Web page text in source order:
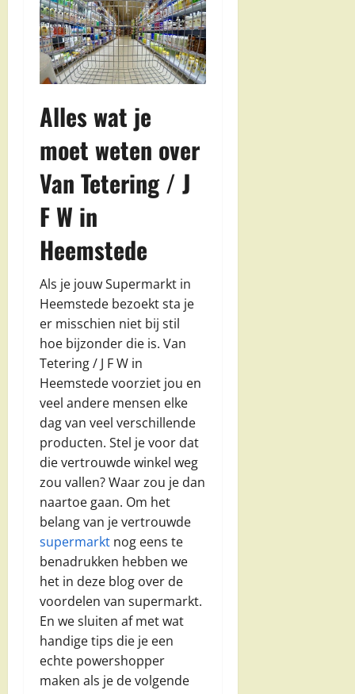
Alles wat je
moet weten over
Van Tetering / J
F W in
Heemstede
Als je jouw Supermarkt in
Heemstede bezoekt sta je
er misschien niet bij stil
hoe bijzonder die is. Van
Tetering / J F W in
Heemstede voorziet jou en
veel andere mensen elke
dag van veel verschillende
producten. Stel je voor dat
die vertrouwde winkel weg
zou vallen? Waar zou je dan
naartoe gaan. Om het
belang van je vertrouwde
supermarkt nog eens te
benadrukken hebben we
het in deze blog over de
voordelen van supermarkt.
En we sluiten af met wat
handige tips die je een
echte powershopper
maken als je de volgende